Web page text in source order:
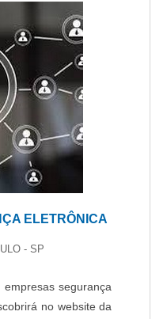
ELETRÔNICA
- SP
segurança
no website da